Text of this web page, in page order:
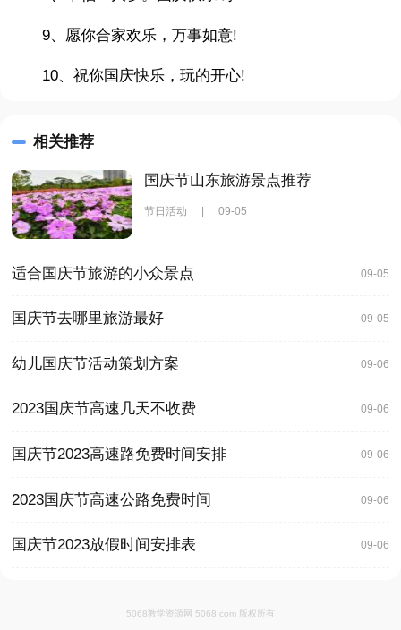
9、愿你合家欢乐，万事如意!
10、祝你国庆快乐，玩的开心!
相关推荐
国庆节山东旅游景点推荐
节日活动 09-05
适合国庆节旅游的小众景点 09-05
国庆节去哪里旅游最好 09-05
幼儿国庆节活动策划方案 09-06
2023国庆节高速几天不收费 09-06
国庆节2023高速路免费时间安排 09-06
2023国庆节高速公路免费时间 09-06
国庆节2023放假时间安排表 09-06
5068教学资源网 5068.com 版权所有